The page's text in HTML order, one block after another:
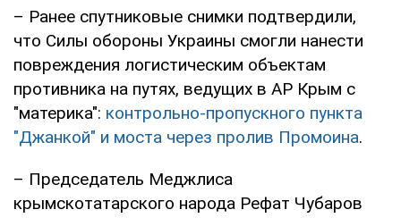
– Ранее спутниковые снимки подтвердили,
что Силы обороны Украины смогли нанести
повреждения логистическим объектам
противника на путях, ведущих в АР Крым с
"материка": контрольно-пропускного пункта
"Джанкой" и моста через пролив Промоина.
– Председатель Меджлиса
крымскотатарского народа Рефат Чубаров